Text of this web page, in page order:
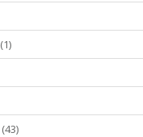
(1)
(43)